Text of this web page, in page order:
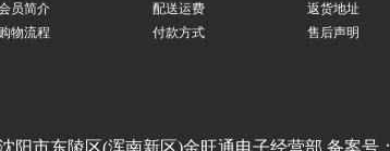
员简介
物流程
配送运费
付款方式
返货地址
售后声明
阳市东陵区(浑南新区)金旺通电子经营部 备案号：